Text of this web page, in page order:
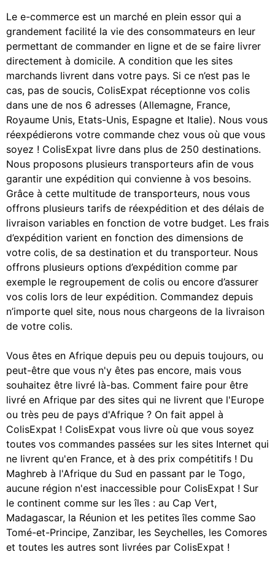
Le e-commerce est un marché en plein essor qui a
grandement facilité la vie des consommateurs en leur
permettant de commander en ligne et de se faire livrer
directement à domicile. A condition que les sites
marchands livrent dans votre pays. Si ce n’est pas le
cas, pas de soucis, ColisExpat réceptionne vos colis
dans une de nos 6 adresses (Allemagne, France,
Royaume Unis, Etats-Unis, Espagne et Italie). Nous vous
réexpédierons votre commande chez vous où que vous
soyez ! ColisExpat livre dans plus de 250 destinations.
Nous proposons plusieurs transporteurs afin de vous
garantir une expédition qui convienne à vos besoins.
Grâce à cette multitude de transporteurs, nous vous
offrons plusieurs tarifs de réexpédition et des délais de
livraison variables en fonction de votre budget. Les frais
d’expédition varient en fonction des dimensions de
votre colis, de sa destination et du transporteur. Nous
offrons plusieurs options d’expédition comme par
exemple le regroupement de colis ou encore d’assurer
vos colis lors de leur expédition. Commandez depuis
n’importe quel site, nous nous chargeons de la livraison
de votre colis.
Vous êtes en Afrique depuis peu ou depuis toujours, ou
peut-être que vous n'y êtes pas encore, mais vous
souhaitez être livré là-bas. Comment faire pour être
livré en Afrique par des sites qui ne livrent que l'Europe
ou très peu de pays d'Afrique ? On fait appel à
ColisExpat ! ColisExpat vous livre où que vous soyez
toutes vos commandes passées sur les sites Internet qui
ne livrent qu'en France, et à des prix compétitifs ! Du
Maghreb à l'Afrique du Sud en passant par le Togo,
aucune région n'est inaccessible pour ColisExpat ! Sur
le continent comme sur les îles : au Cap Vert,
Madagascar, la Réunion et les petites îles comme Sao
Tomé-et-Principe, Zanzibar, les Seychelles, les Comores
et toutes les autres sont livrées par ColisExpat !